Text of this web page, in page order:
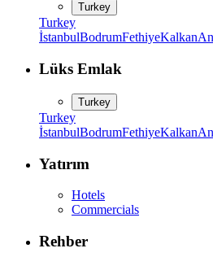
Turkey
Turkey
İstanbulBodrumFethiyeKalkan
Lüks Emlak
Turkey
Turkey
İstanbulBodrumFethiyeKalkan
Yatırım
Hotels
Commercials
Rehber